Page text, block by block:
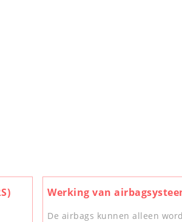
Werking van
De airbags kunnen alleen